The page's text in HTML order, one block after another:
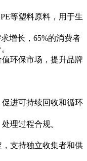
等塑料原料，用于生
增长，65%的消费者
环保市场，提升品牌
进可持续回收和循环
理过程合规。
支持独立收集者和供